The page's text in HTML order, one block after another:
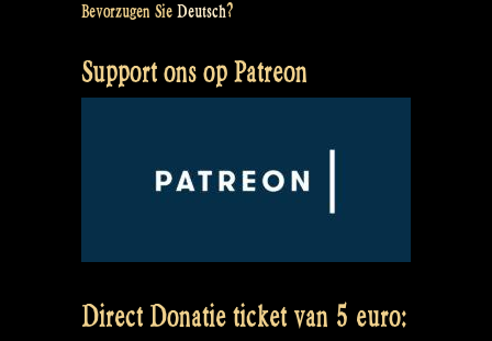
Bevorzugen Sie Deutsch?
Support ons op Patreon
Direct Donatie ticket van 5 euro: